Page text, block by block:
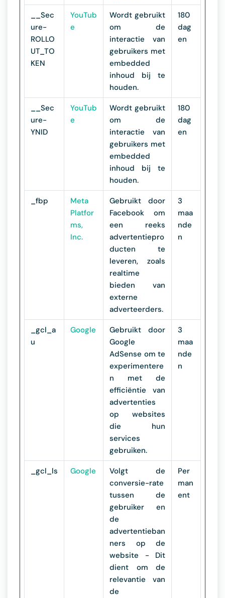
__Sec
ure-
ROLLO
UT_TO
KEN
YouTub
e
Wordt gebruikt
om de
interactie van
gebruikers met
embedded
inhoud bij te
houden.
180
dag
en
__Sec
ure-
YNID
YouTub
e
Wordt gebruikt
om de
interactie van
gebruikers met
embedded
inhoud bij te
houden.
180
dag
en
_fbp
Meta
Platfor
ms,
Inc.
Gebruikt door
Facebook om
een reeks
advertentiepro
ducten te
leveren, zoals
realtime
bieden van
externe
adverteerders.
3
maa
nde
n
_gcl_a
u
Google
Gebruikt door
Google
AdSense om te
experimentere
n met de
efficiëntie van
advertenties
op websites
die hun
services
gebruiken.
3
maa
nde
n
_gcl_ls Google
Volgt de
conversie-rate
tussen de
gebruiker en
de
advertentieban
ners op de
website - Dit
dient om de
relevantie van
de
Per
man
ent